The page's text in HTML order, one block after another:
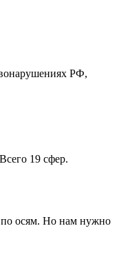
РФ,
19 сфер.
по осям. Но нам нужно